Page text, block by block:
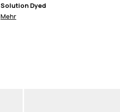
Solution Dyed
Mehr